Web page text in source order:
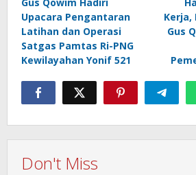
navigation
Upacara Pengantaran
Latihan dan Operasi
Satgas Pamtas Ri-PNG
Kewilayahan Yonif 521
Kerja,
Gus
Don't Miss